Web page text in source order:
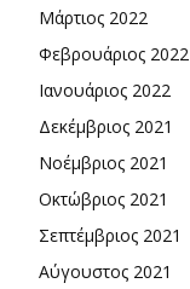
Μάρτιος 2022
Φεβρουάριος 2022
Ιανουάριος 2022
Δεκέμβριος 2021
Νοέμβριος 2021
Οκτώβριος 2021
Σεπτέμβριος 2021
Αύγουστος 2021